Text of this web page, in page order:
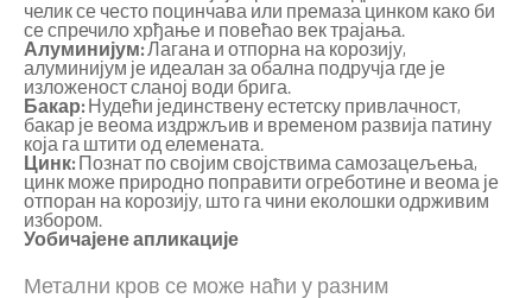
челик се често поцинчава или премаза цинком како би
се спречило хрђање и повећао век трајања.
Алуминијум:Лагана и отпорна на корозију,
алуминијум је идеалан за обална подручја где је
изложеност сланој води брига.
Бакар:Нудећи јединствену естетску привлачност,
бакар је веома издржљив и временом развија патину
која га штити од елемената.
Цинк:Познат по својим својствима самозацељења,
цинк може природно поправити огреботине и веома је
отпоран на корозију, што га чини еколошки одрживим
избором.
Уобичајене апликације
Метални кров се може наћи у разним